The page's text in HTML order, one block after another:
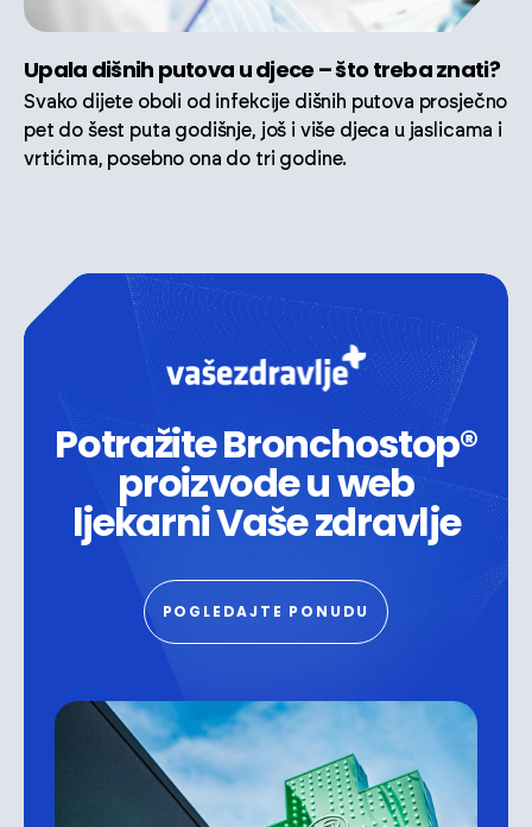
Upala dišnih putova u djece – što treba znati?
Svako dijete oboli od infekcije dišnih putova prosječno
pet do šest puta godišnje, još i više djeca u jaslicama i
vrtićima, posebno ona do tri godine.
Potražite Bronchostop®
proizvode u web
ljekarni Vaše zdravlje
POGLEDAJTE PONUDU